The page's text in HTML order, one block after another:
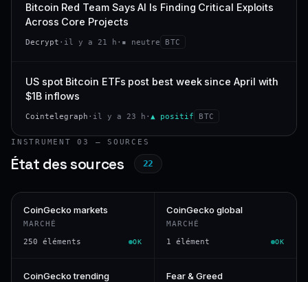
Bitcoin Red Team Says AI Is Finding Critical Exploits
Across Core Projects
Decrypt · il y a 21 h · ▪ neutre BTC
US spot Bitcoin ETFs post best week since April with
$1B inflows
Cointelegraph · il y a 23 h · ▲ positif BTC
INSTRUMENT 03 — SOURCES
État des sources 22
CoinGecko markets
MARCHÉ
250 éléments OK
CoinGecko global
MARCHÉ
1 élément OK
CoinGecko trending
Fear & Greed